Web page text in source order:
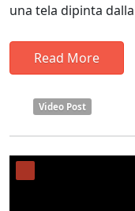
una tela dipinta
Read More
Video Post